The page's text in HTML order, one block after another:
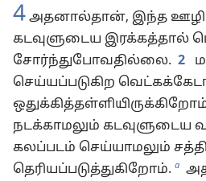
4 அதனால்தான், இந்த
கடவுளுடைய இரக்கத்தால்
சோர்ந்துபோவதில்லை. 2
செய்யப்படுகிற
நடக்காமலும்
கலப்படம் செய்யாமலும்
தெரியப்படுத்துகிறோம். a